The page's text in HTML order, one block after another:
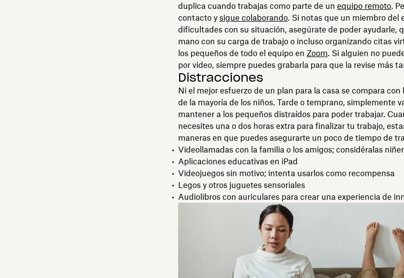
duplica cuando trabajas como parte de un equipo remoto.
contacto y sigue colaborando. Si notas que un miembro del
dificultades con su situación, asegúrate de poder ayudarle,
mano con su carga de trabajo o incluso organizando citas
los pequeños de todo el equipo en Zoom. Si alguien no
por video, siempre puedes grabarla para que la revise más
Distracciones
Ni el mejor esfuerzo de un plan para la casa se compara
de la mayoría de los niños. Tarde o temprano, simplemente
mantener a los pequeños distraídos para poder trabajar.
necesites una o dos horas extra para finalizar tu trabajo,
maneras en que puedes asegurarte un poco de tiempo de
Videollamadas con la familia o los amigos; considéralas
Aplicaciones educativas en iPad
Videojuegos sin motivo; intenta usarlos como recompensa
Legos y otros juguetes sensoriales
Audiolibros con auriculares para crear una experiencia de